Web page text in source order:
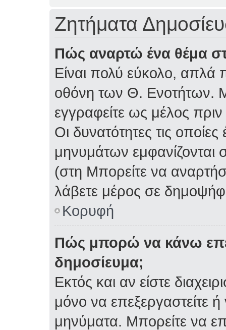
Ζητήματα
Πώς αναρτώ ένα θέμα
Είναι πολύ εύκολο, απλά
οθόνη των Θ. Ενοτήτων.
εγγραφείτε ως μέλος
Οι δυνατότητες τις
μηνυμάτων
(στη Μπορείτε να
λάβετε μέρος σε
Κορυφή
Πώς μπορώ να κάνω
δημοσίευμα;
Εκτός και αν είστε
μόνο να επεξεργαστείτε
μηνύματα. Μπορείτε να